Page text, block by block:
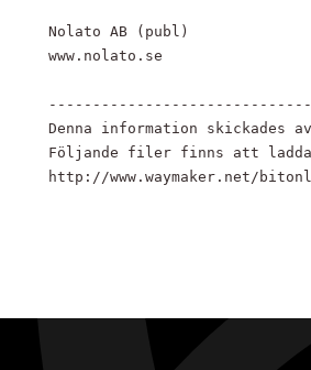
Nolato AB (publ)
www.nolato.se
Denna information skickades
Följande filer finns att ladda
http://www.waymaker.net/